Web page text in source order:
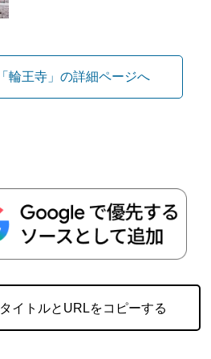
「輪王寺」の詳細ページへ
タイトルとURLをコピーする